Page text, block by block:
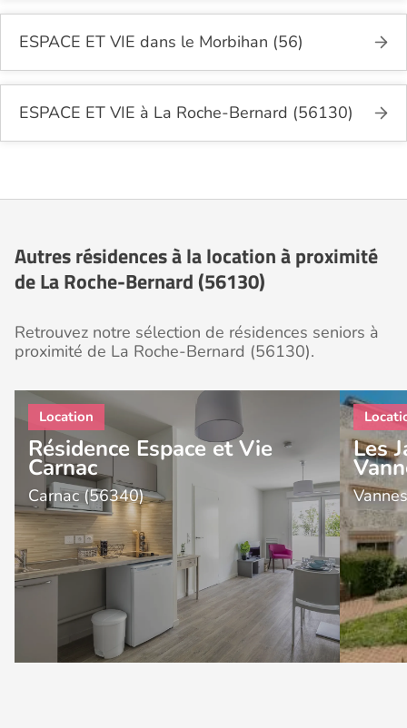
ESPACE ET VIE dans le Morbihan (56)
ESPACE ET VIE à La Roche-Bernard (56130)
Autres résidences à la location à proximité
de La Roche-Bernard (56130)
Retrouvez notre sélection de résidences seniors à
proximité de La Roche-Bernard (56130).
Résidence Espace et Vie
Carnac
Carnac (56340)
Les